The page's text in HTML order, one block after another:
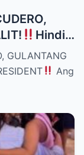
Hindi
sa Senado,
GULANTANG
Ang